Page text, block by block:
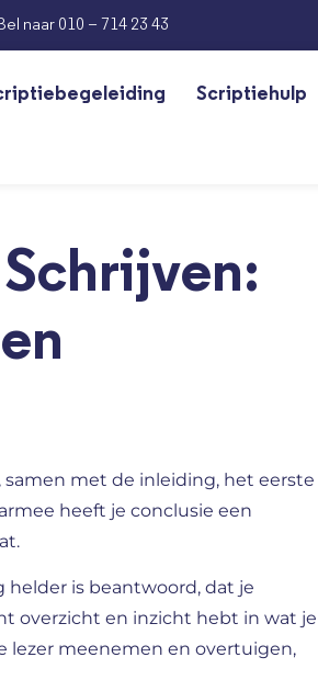
naar 010 – 714 23 43
Scriptiehulp
met de inleiding, het eerste
heeft je conclusie een
helder is beantwoord, dat je
overzicht en inzicht hebt in wat je
lezer meenemen en overtuigen,